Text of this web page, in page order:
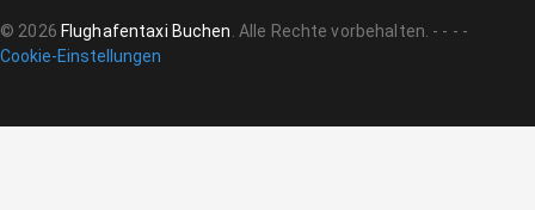
© 2026 Flughafentaxi Buchen. Alle Rechte vorbehalten. - - - -
Cookie-Einstellungen